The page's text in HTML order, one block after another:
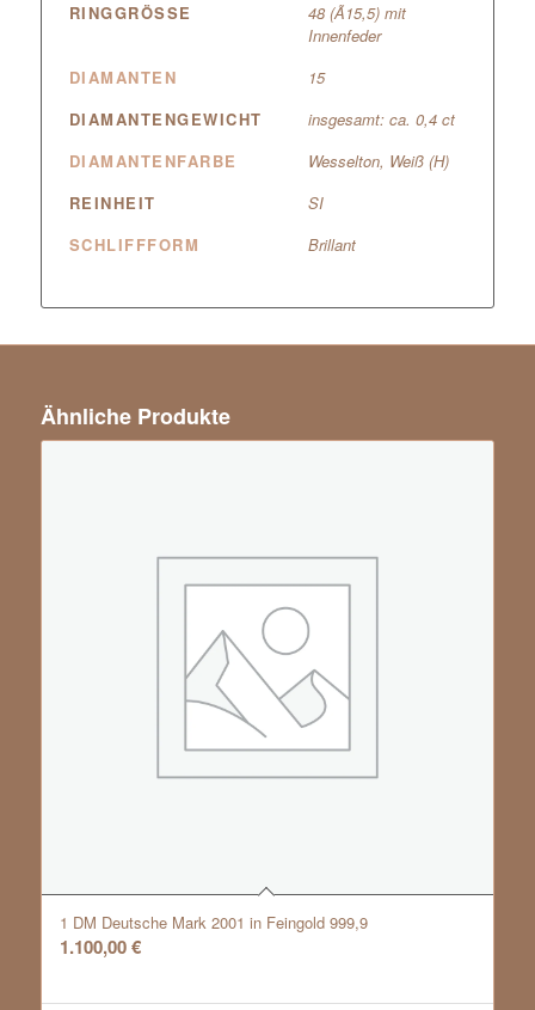
RINGGRÖSSE
48 (Ã15,5) mit
Innenfeder
DIAMANTEN
15
DIAMANTENGEWICHT
insgesamt: ca. 0,4 ct
DIAMANTENFARBE
Wesselton, Weiß (H)
REINHEIT
SI
SCHLIFFFORM
Brillant
Ähnliche Produkte
1 DM Deutsche Mark 2001 in Feingold 999,9
1.100,00€